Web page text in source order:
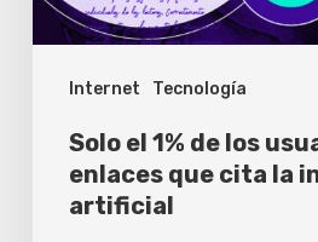
Internet Tecnología
los
enlaces
inteligencia
Solo el 1% de los
enlaces que cita la
artificial